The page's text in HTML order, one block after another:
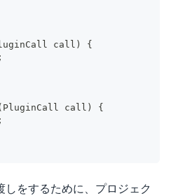
call )
{
;
PluginCall call )
{
;
をするために、プロジェク